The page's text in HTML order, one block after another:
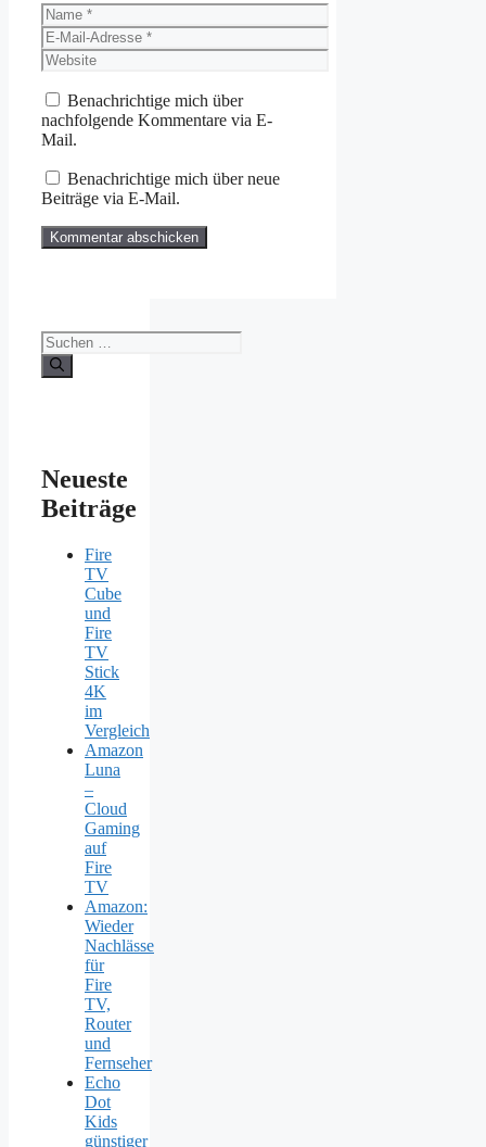
Name
E-
Mail-
Adresse
Website
Benachrichtige mich über
nachfolgende Kommentare via E-
Mail.
Benachrichtige mich über neue
Beiträge via E-Mail.
Suchen
nach:
Neueste
Beiträge
Fire
TV
Cube
und
Fire
TV
Stick
4K
im
Vergleich
Amazon
Luna
–
Cloud
Gaming
auf
Fire
TV
Amazon:
Wieder
Nachlässe
für
Fire
TV,
Router
und
Fernseher
Echo
Dot
Kids
günstiger